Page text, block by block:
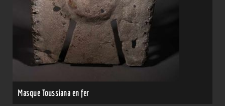
Masque Toussiana en fer